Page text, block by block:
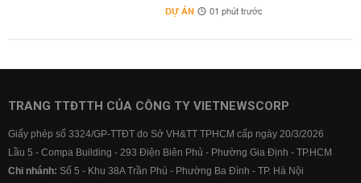
DỰ ÁN 01 phút trước
TRANG TTĐTTH CỦA CÔNG TY VIETNEWSCORP
Giấy phép số 3324/GP-TTĐT do Sở VH&TT TPHCM cấp ngày 20/3/2026
Lầu 5 - Compa Building - 293 Điện Biên Phủ - Phường Gia Định - TP.HCM
Chi nhánh: Số 5 - Khu 38A Trần Phú - Phường Ba Đình - TP. Hà Nội